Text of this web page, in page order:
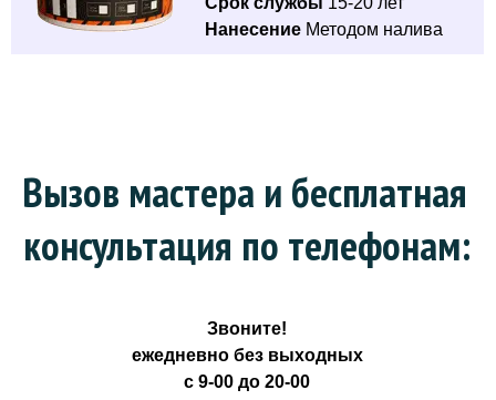
Нанесение Методом налива
Вызов мастера и бесплатная
консультация по телефонам:
Звоните!
ежедневно без выходных
с 9-00 до 20-00